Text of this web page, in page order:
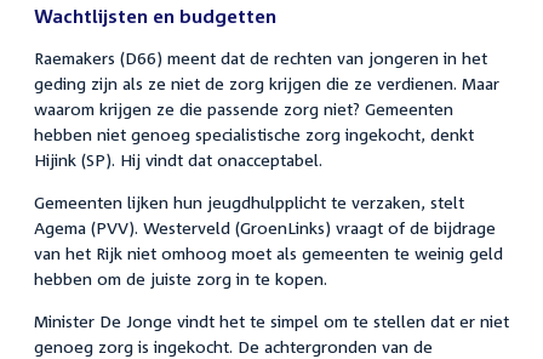
Wachtlijsten en budgetten
Raemakers (D66) meent dat de rechten van jongeren in het
geding zijn als ze niet de zorg krijgen die ze verdienen. Maar
waarom krijgen ze die passende zorg niet? Gemeenten
hebben niet genoeg specialistische zorg ingekocht, denkt
Hijink (SP). Hij vindt dat onacceptabel.
Gemeenten lijken hun jeugdhulpplicht te verzaken, stelt
Agema (PVV). Westerveld (GroenLinks) vraagt of de bijdrage
van het Rijk niet omhoog moet als gemeenten te weinig geld
hebben om de juiste zorg in te kopen.
Minister De Jonge vindt het te simpel om te stellen dat er niet
genoeg zorg is ingekocht. De achtergronden van de